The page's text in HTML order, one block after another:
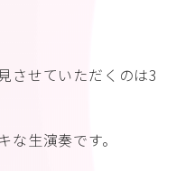
させていただくのは3
生演奏です。